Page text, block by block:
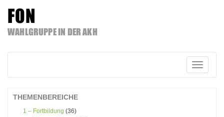
FON
WAHLGRUPPE IN DER AKH
Inhalt
Schalte
THEMENBEREICHE
1 – Fortbildung (36)